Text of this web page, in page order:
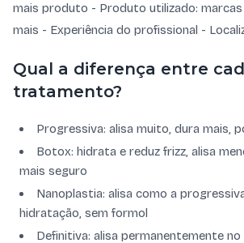
mais produto - Produto utilizado:
mais - Experiência do profissional -
Qual a diferença entre
tratamento?
Progressiva: alisa muito, dura mais,
Botox: hidrata e reduz frizz, alisa
mais seguro
Nanoplastia: alisa como a
hidratação, sem formol
Definitiva: alisa permanentemente